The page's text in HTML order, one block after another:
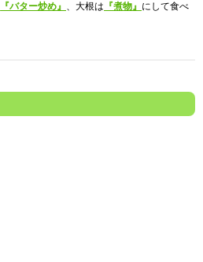
『バター炒め』 、大根は 『煮物』 にして食べ